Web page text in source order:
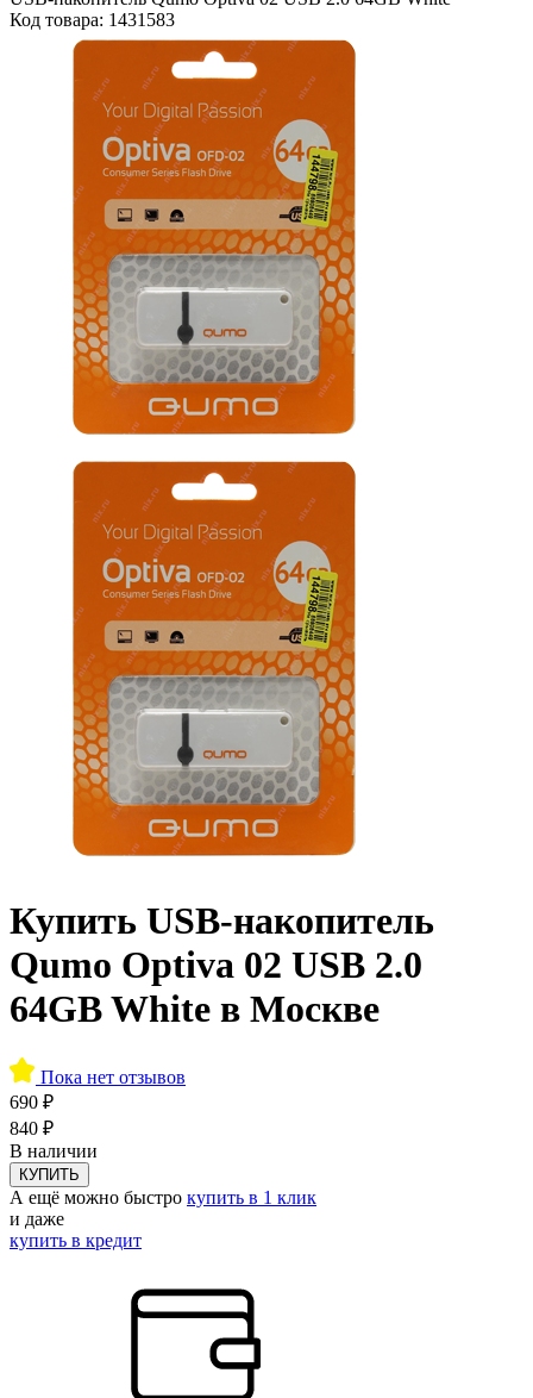
Код товара: 1431583
Купить USB-накопитель
Qumo Optiva 02 USB 2.0
64GB White в Москве
Пока нет отзывов
690 ₽
840 ₽
В наличии
КУПИТЬ
А ещё можно быстро купить в 1 клик
и даже
купить в кредит